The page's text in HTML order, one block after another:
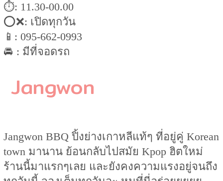
⏱: 11.30-00.00
⭕️❌: เปิดทุกวัน
📱: 095-662-0993
🚘 : มีที่จอดรถ
Jangwon
Jangwon BBQ ปิ้งย่างเกาหลีแท้ๆ ที่อยู่คู่ Korean
town มานาน ย้อนกลับไปสมัย Kpop ฮิตใหม่
ร้านนี้มาแรกๆเลย และยังคงความแรงอยู่จนถึง